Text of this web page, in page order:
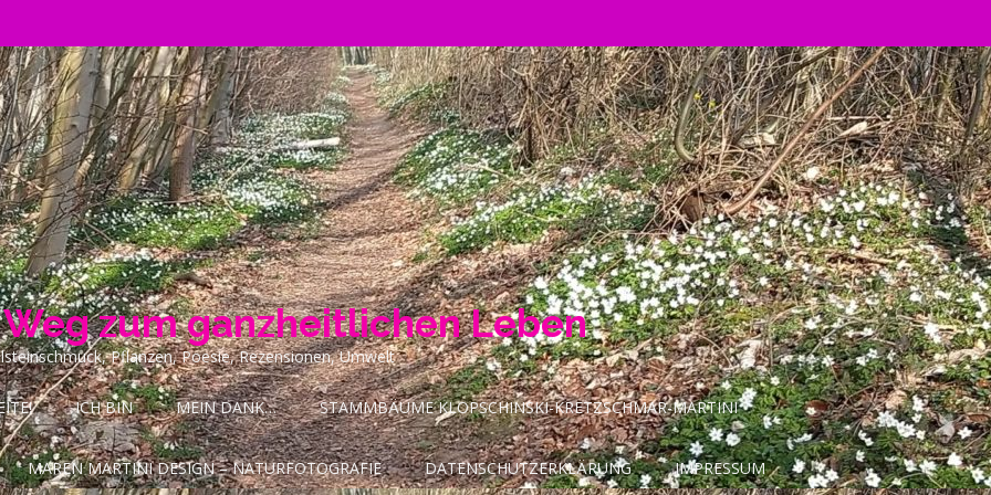
zum ganzheitlichen Leben
Pflanzen, Poesie, Rezensionen, Umwelt
ICH BIN MEIN DANK… STAMMBÄUME KLOPSCHINSKI-KRETZSCHMAR-MARTINI
MAREN MARTINI DESIGN – NATURFOTOGRAFIE DATENSCHUTZERKLÄRUNG IMPRESSUM